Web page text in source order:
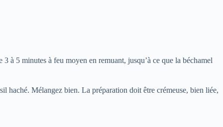
à 5 minutes à feu moyen en remuant, jusqu’à ce que la béchamel
haché. Mélangez bien. La préparation doit être crémeuse, bien liée,